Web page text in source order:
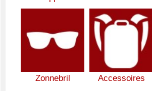
Zonnebril Accessoires